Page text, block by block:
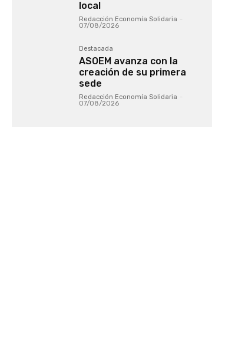
local
Redacción Economía Solidaria -
07/08/2026
Destacada
ASOEM avanza con la
creación de su primera
sede
Redacción Economía Solidaria -
07/08/2026